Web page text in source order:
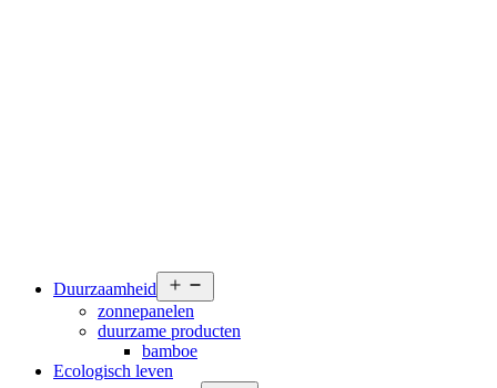
Duurzaamheid
menu
zonnepanelen
duurzame producten
bamboe
Ecologisch leven